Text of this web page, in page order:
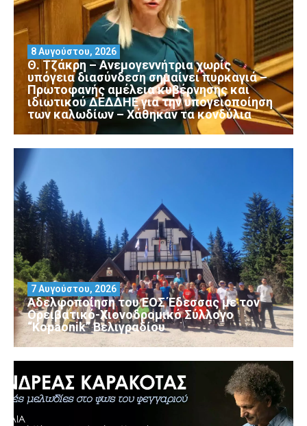
Θ. Τζάκρη – Ανεμογεννήτρια χωρίς
υπόγεια διασύνδεση σημαίνει πυρκαγιά –
Πρωτοφανής αμέλεια κυβέρνησης και
ιδιωτικού ΔΕΔΔΗΕ για την υπογειοποίηση
των καλωδίων – Χάθηκαν τα κονδύλια
8 Αυγούστου, 2026
Αδελφοποίηση του ΕΟΣ Έδεσσας με τον
Ορειβατικό-Χιονοδρομικό Σύλλογο
“Kopaonik” Βελιγραδίου
7 Αυγούστου, 2026